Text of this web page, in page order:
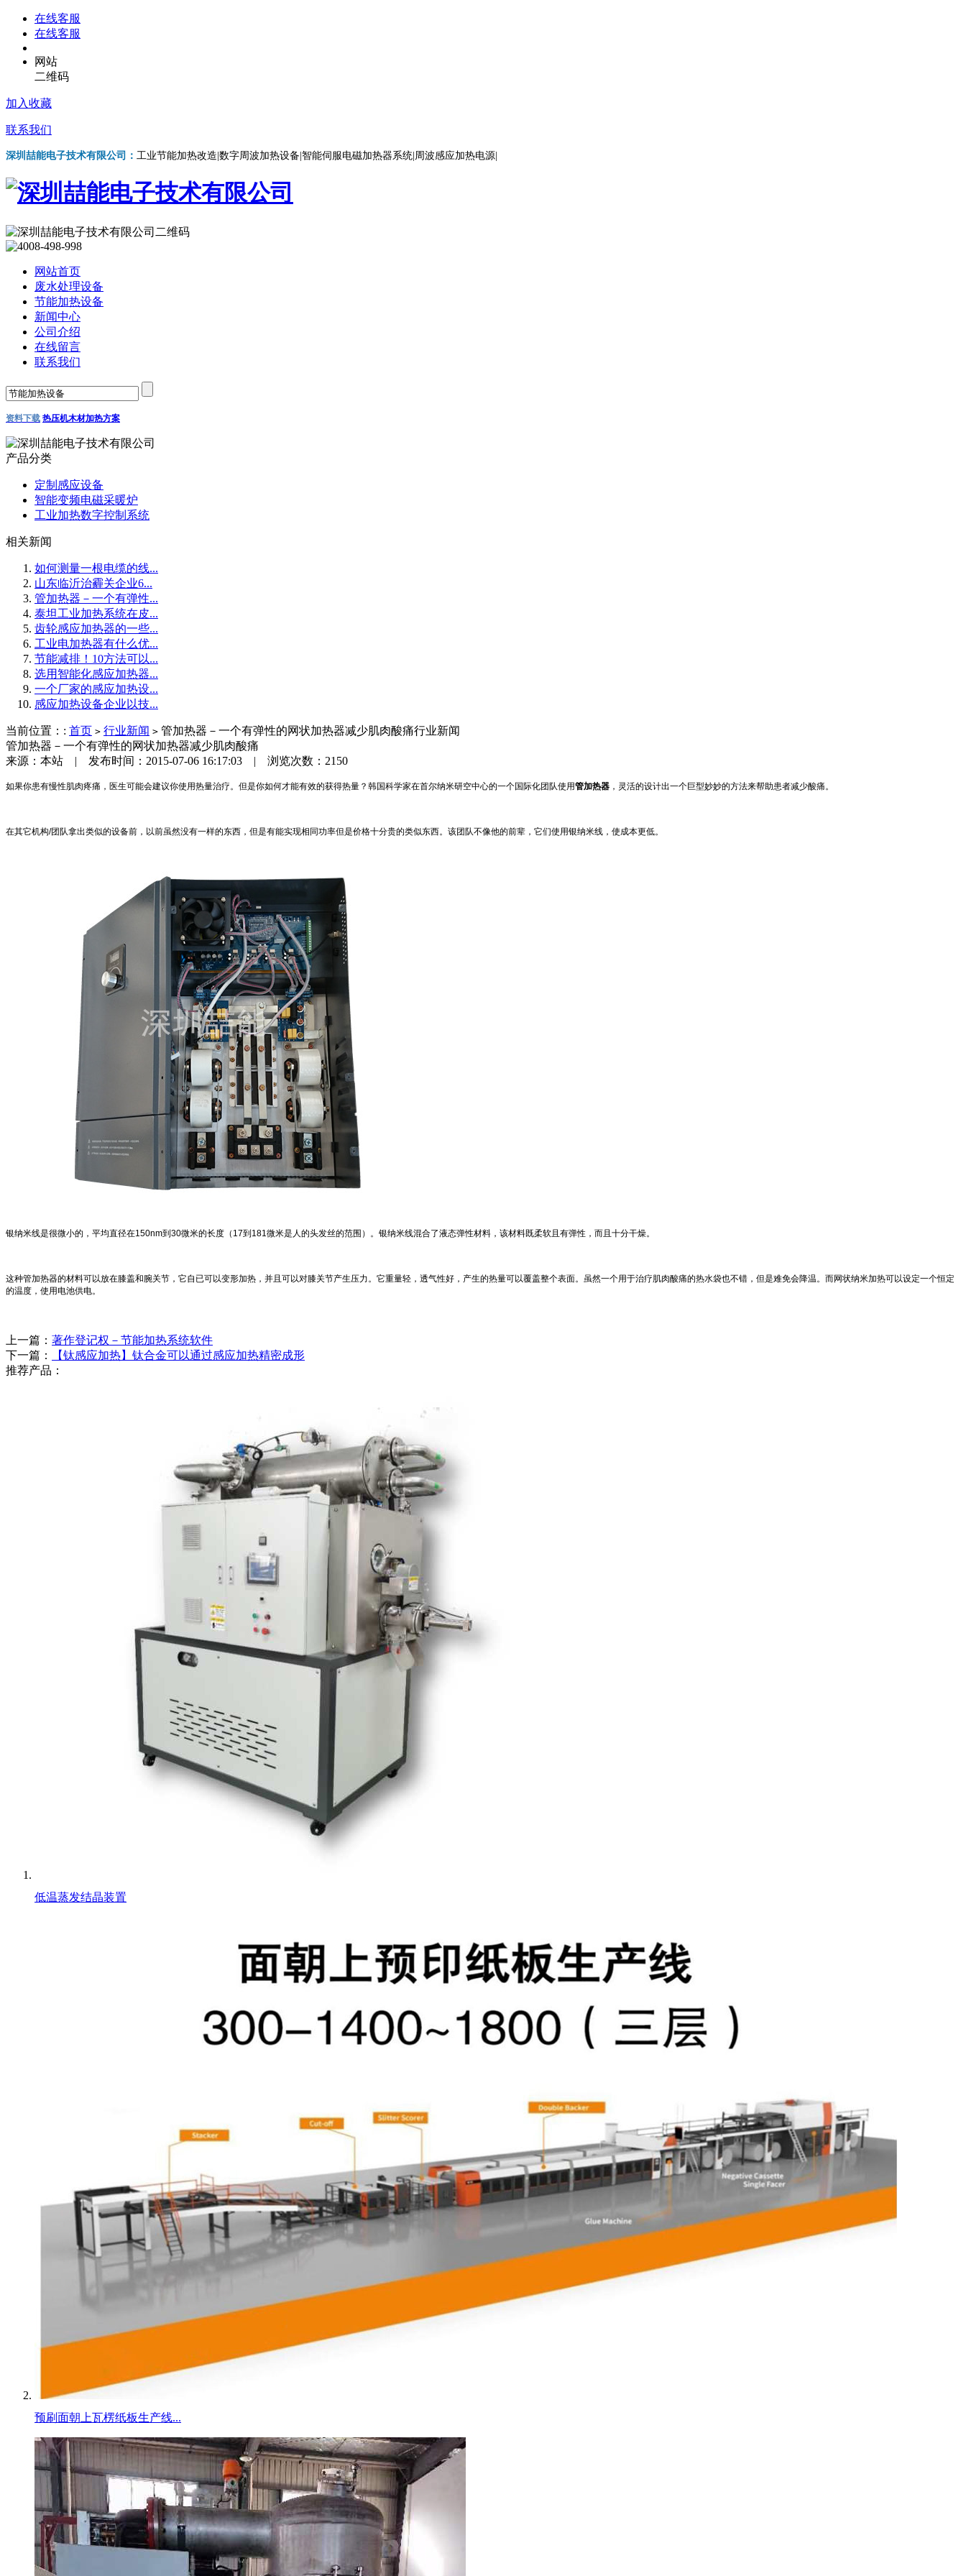
在线客服
在线客服
网站
二维码
加入收藏
联系我们
深圳喆能电子技术有限公司： 工业节能加热改造|数字周波加热设备|智能伺服电磁加热器系统|周波感应加热电源|
网站首页
废水处理设备
节能加热设备
新闻中心
公司介绍
在线留言
联系我们
资料下载 热压机木材加热方案
产品分类
定制感应设备
智能变频电磁采暖炉
工业加热数字控制系统
相关新闻
如何测量一根电缆的线...
山东临沂治霾关企业6...
管加热器－一个有弹性...
泰坦工业加热系统在皮...
齿轮感应加热器的一些...
工业电加热器有什么优...
节能减排！10方法可以...
选用智能化感应加热器...
一个厂家的感应加热设...
感应加热设备企业以技...
当前位置：: 首页 > 行业新闻 > 管加热器－一个有弹性的网状加热器减少肌肉酸痛行业新闻
管加热器－一个有弹性的网状加热器减少肌肉酸痛
来源：本站 | 发布时间：2015-07-06 16:17:03 | 浏览次数：2150
如果你患有慢性肌肉疼痛，医生可能会建议你使用热量治疗。但是你如何才能有效的获得热量？韩国科学家在首尔纳米研空中心的一个国际化团队使用管加热器 ，灵活的设计出一个巨型妙妙的方法来帮助患者减少酸痛。
在其它机构/团队拿出类似的设备前，以前虽然没有一样的东西，但是有能实现相同功率但是价格十分贵的类似东西。该团队不像他的前辈，它们使用银纳米线，使成本更低。
银纳米线是很微小的，平均直径在150nm到 30微米的长度（ 17到 181微米是人的头发丝的范围）。银纳米线混合了液态弹性材料，该材料既柔软且有弹性，而且十分干燥。
这种管加热器的材料可以放在膝盖和腕关节，它自已可以变形加热，并且可以对膝关节产生压力。它重量轻，透气性好，产生的热量可以覆盖整个表面。虽然一个用于治疗肌肉酸痛的热水袋也不错，但是难免会降温。而网状纳米加热可以设定一个恒定
的温度，使用电池供电。
上一篇： 著作登记权－节能加热系统软件
下一篇：
【钛感应加热】钛合金可以通过感应加热精密成形
推荐产品：
低温蒸发结晶装置
预刷面朝上瓦楞纸板生产线...